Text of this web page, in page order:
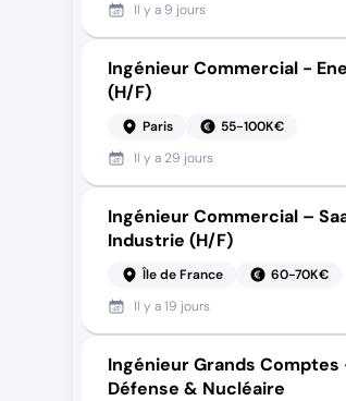
Il y a 9 jours
Ingénieur Commercial -
(H/F)
Paris
55-100K€
Il y a 29 jours
Ingénieur Commercial –
Industrie (H/F)
Île de France
60-70K€
Il y a19 jours
Ingénieur Grands Comptes
Défense & Nucléaire